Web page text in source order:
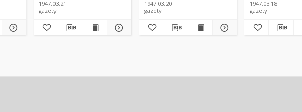
1947.03.21
gazety
1947.03.20
gazety
1947.03.18
gazety